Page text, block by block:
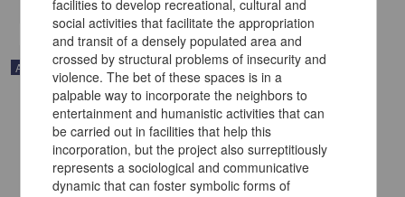
Artículo
facilities to develop recreational, cultural and
social activities that facilitate the appropriation
and transit of a densely populated area and
crossed by structural problems of insecurity and
violence. The bet of these spaces is in a
palpable way to incorporate the neighbors to
entertainment and humanistic activities that can
be carried out in facilities that help this
incorporation, but the project also surreptitiously
represents a sociological and communicative
dynamic that can foster symbolic forms of